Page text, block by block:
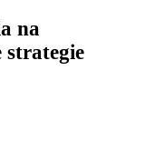
na
strategie